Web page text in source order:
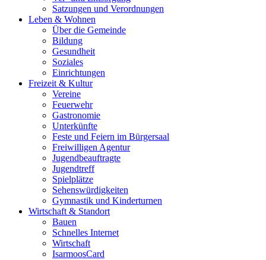
Satzungen und Verordnungen
Leben & Wohnen
Über die Gemeinde
Bildung
Gesundheit
Soziales
Einrichtungen
Freizeit & Kultur
Vereine
Feuerwehr
Gastronomie
Unterkünfte
Feste und Feiern im Bürgersaal
Freiwilligen Agentur
Jugendbeauftragte
Jugendtreff
Spielplätze
Sehenswürdigkeiten
Gymnastik und Kinderturnen
Wirtschaft & Standort
Bauen
Schnelles Internet
Wirtschaft
IsarmoosCard